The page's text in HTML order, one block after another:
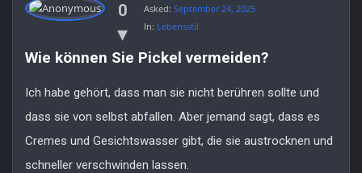
0 Asked: September 24, 2025
In: Lebensstil
Wie können Sie Pickel vermeiden?
Ich habe gehört, dass man sie nicht berühren sollte und
dass sie von selbst abfallen. Aber jemand sagt, dass es
Cremes und Gesichtswasser gibt, die sie austrocknen und
schneller verschwinden lassen.